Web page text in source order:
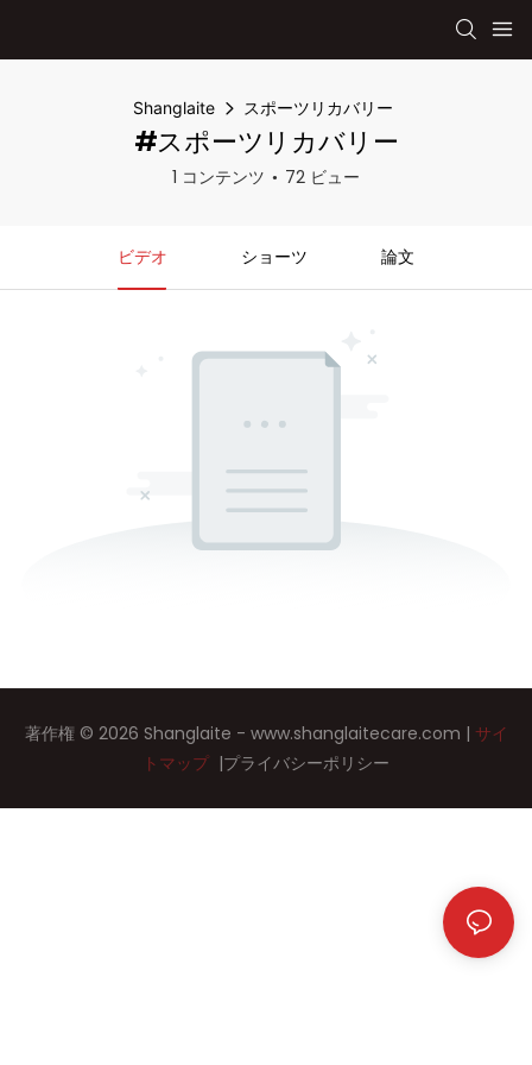
Shanglaite スポーツリカバリー
#スポーツリカバリー
1 コンテンツ 72 ビュー
ビデオ ショーツ 論文
著作権 © 2026 Shanglaite - www.shanglaitecare.com | サイ
トマップ |プライバシーポリシー